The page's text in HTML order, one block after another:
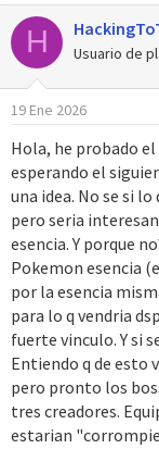
a
c
c
i
o
n
s
:
H Usuario de
19 Ene 2026
Hola, he probado
esperando el
una idea. No se si
pero seria
esencia. Y porque
Pokemon esencia
por la esencia
para lo q vendria
fuerte vinculo. Y si
Entiendo q de esto
pero pronto los
tres creadores.
estarian